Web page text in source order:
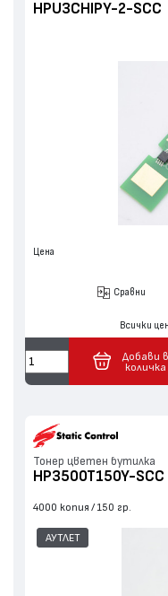
HPU3CHIPY-2-SCC
Цена
Сравни
Всички
Добави в
количка
Тонер цветен бутилка
HP3500T150Y-SCC
4000 копия 150 гр.
АУТЛЕТ